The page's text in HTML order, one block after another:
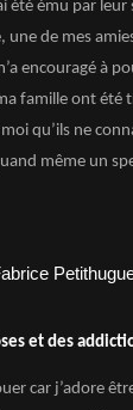
été ému par
une de mes
encouragé à
famille ont été
qu’ils ne
même un
et des
car j’adore